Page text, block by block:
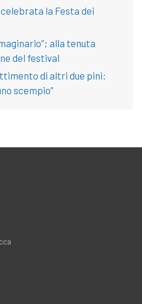
la Festa dei
alla tenuta
del festival
di altri due pini:
scempio”